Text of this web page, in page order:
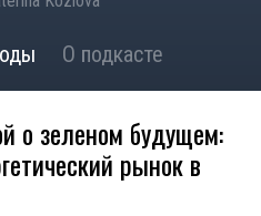
О подкасте
о зеленом будущем:
рынок в